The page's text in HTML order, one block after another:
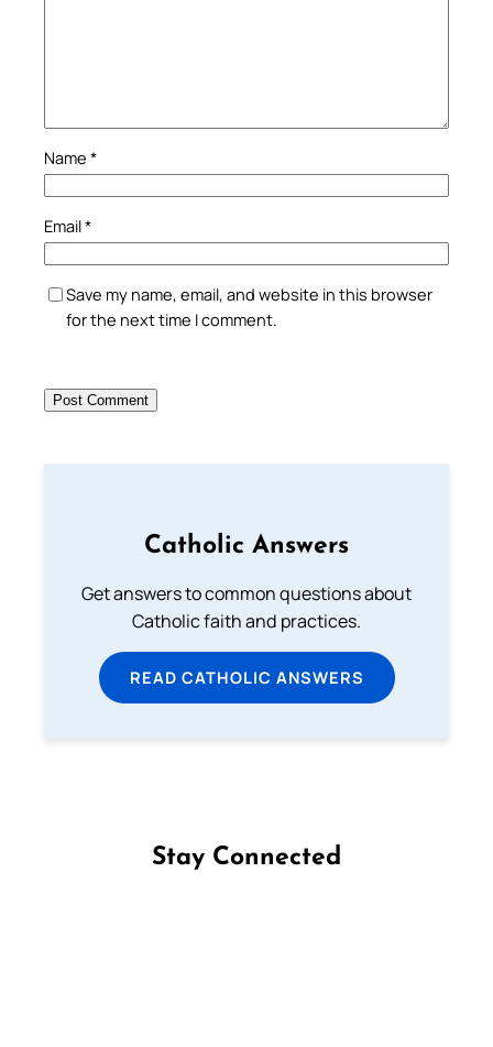
Name *
Email*
Save my name, email, and website in this browser
for the next time I comment.
Catholic Answers
Get answers to common questions about
Catholic faith and practices.
READ CATHOLIC ANSWERS
Stay Connected